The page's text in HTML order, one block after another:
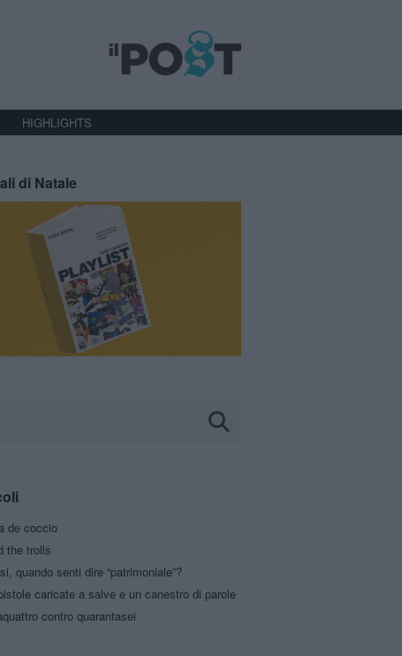
HIGHLIGHTS
di Natale
de coccio
the trolls
quando senti dire “patrimoniale”?
caricate a salve e un canestro di parole
contro quarantasei